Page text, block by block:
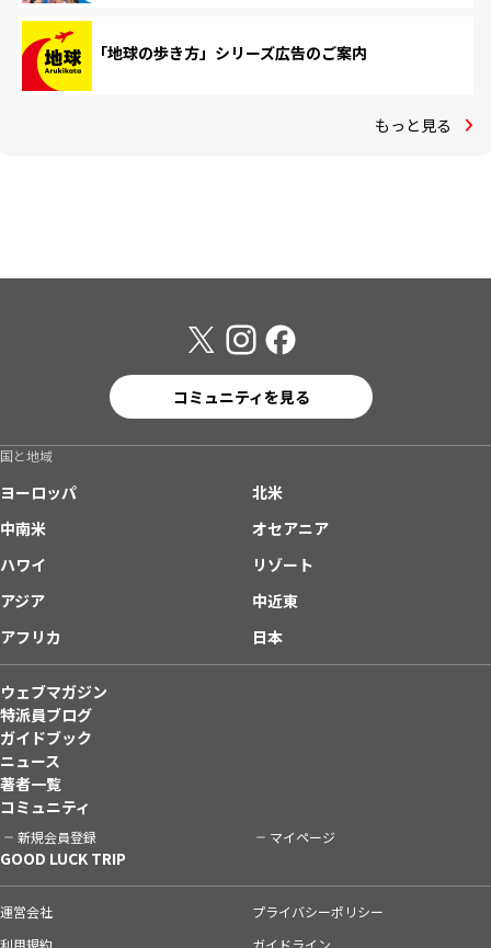
「地球の歩き方」シリーズ広告のご案内
もっと見る
コミュニティを見る
国と地域
ヨーロッパ
北米
中南米
オセアニア
ハワイ
リゾート
アジア
中近東
アフリカ
日本
ウェブマガジン
特派員ブログ
ガイドブック
ニュース
著者一覧
コミュニティ
新規会員登録 マイページ
GOOD LUCK TRIP
運営会社
プライバシーポリシー
利用規約
ガイドライン